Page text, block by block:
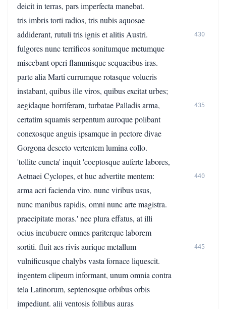
deicit in terras, pars imperfecta manebat.
tris imbris torti radios, tris nubis aquosae
addiderant, rutuli tris ignis et alitis Austri.
430
fulgores nunc terrificos sonitumque metumque
miscebant operi flammisque sequacibus iras.
parte alia Marti currumque rotasque volucris
instabant, quibus ille viros, quibus excitat urbes;
aegidaque horriferam, turbatae Palladis arma,
435
certatim squamis serpentum auroque polibant
conexosque anguis ipsamque in pectore divae
Gorgona desecto vertentem lumina collo.
'tollite cuncta' inquit 'coeptosque auferte labores,
Aetnaei Cyclopes, et huc advertite mentem:
440
arma acri facienda viro. nunc viribus usus,
nunc manibus rapidis, omni nunc arte magistra.
praecipitate moras.' nec plura effatus, at illi
ocius incubuere omnes pariterque laborem
sortiti. fluit aes rivis aurique metallum
445
vulnificusque chalybs vasta fornace liquescit.
ingentem clipeum informant, unum omnia contra
tela Latinorum, septenosque orbibus orbis
impediunt. alii ventosis follibus auras